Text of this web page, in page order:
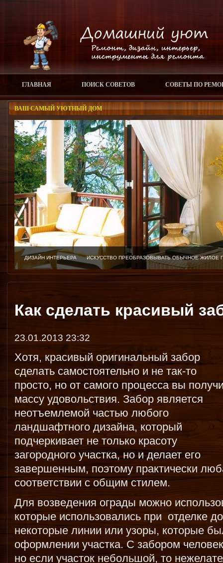
ГЛАВНАЯ ПОИСК СОВЕТОВ СОВЕТЫ ПО
ВАШ САМЫЙ УЮТНЫЙ ДОМ
ДИЗАЙН ИНТЕРЬЕРА ИСКУССТВО ПРЕОБРАЗОВЫВАТЬ ОБЫЧНОЕ
Как сделать красивый
23.01.2013 23:32
Хотя, красивый оригинальный забор
сделать самостоятельно и не так-то
просто, но от самого процесса вы
массу удовольствия. Забор является
неотъемлемой частью любого
ландшафтного дизайна, который
подчеркивает не только красоту
загородного участка, но и делает его
завершенным, поэтому практически
соответствии с общим стилем.
Для возведения ограды можно
которые использовались при отделке
некоторые линии или узоры, которые
оформлении участка. С забором
но если участок небольшой, то